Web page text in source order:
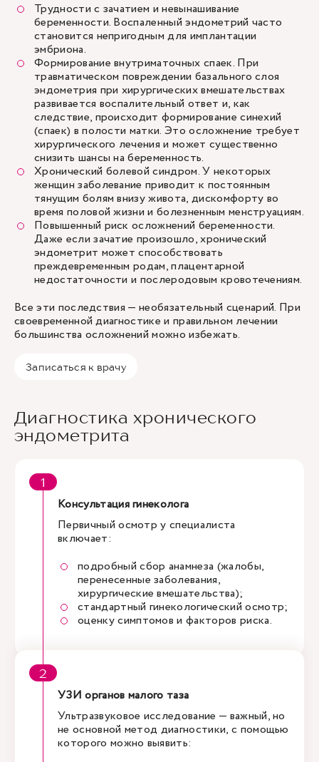
Трудности с зачатием и невынашивание
беременности. Воспаленный эндометрий часто
становится непригодным для имплантации
эмбриона.
Формирование внутриматочных спаек. При
травматическом повреждении базального слоя
эндометрия при хирургических вмешательствах
развивается воспалительный ответ и, как
следствие, происходит формирование синехий
(спаек) в полости матки. Это осложнение требует
хирургического лечения и может существенно
снизить шансы на беременность.
Хронический болевой синдром. У некоторых
женщин заболевание приводит к постоянным
тянущим болям внизу живота, дискомфорту во
время половой жизни и болезненным менструациям.
Повышенный риск осложнений беременности.
Даже если зачатие произошло, хронический
эндометрит может способствовать
преждевременным родам, плацентарной
недостаточности и послеродовым кровотечениям.
Все эти последствия — необязательный сценарий. При
своевременной диагностике и правильном лечении
большинства осложнений можно избежать.
Записаться к врачу
Диагностика хронического
эндометрита
Консультация гинеколога
Первичный осмотр у специалиста
включает:
подробный сбор анамнеза (жалобы,
перенесенные заболевания,
хирургические вмешательства);
стандартный гинекологический осмотр;
оценку симптомов и факторов риска.
УЗИ органов малого таза
Ультразвуковое исследование — важный, но
не основной метод диагностики, с помощью
которого можно выявить: